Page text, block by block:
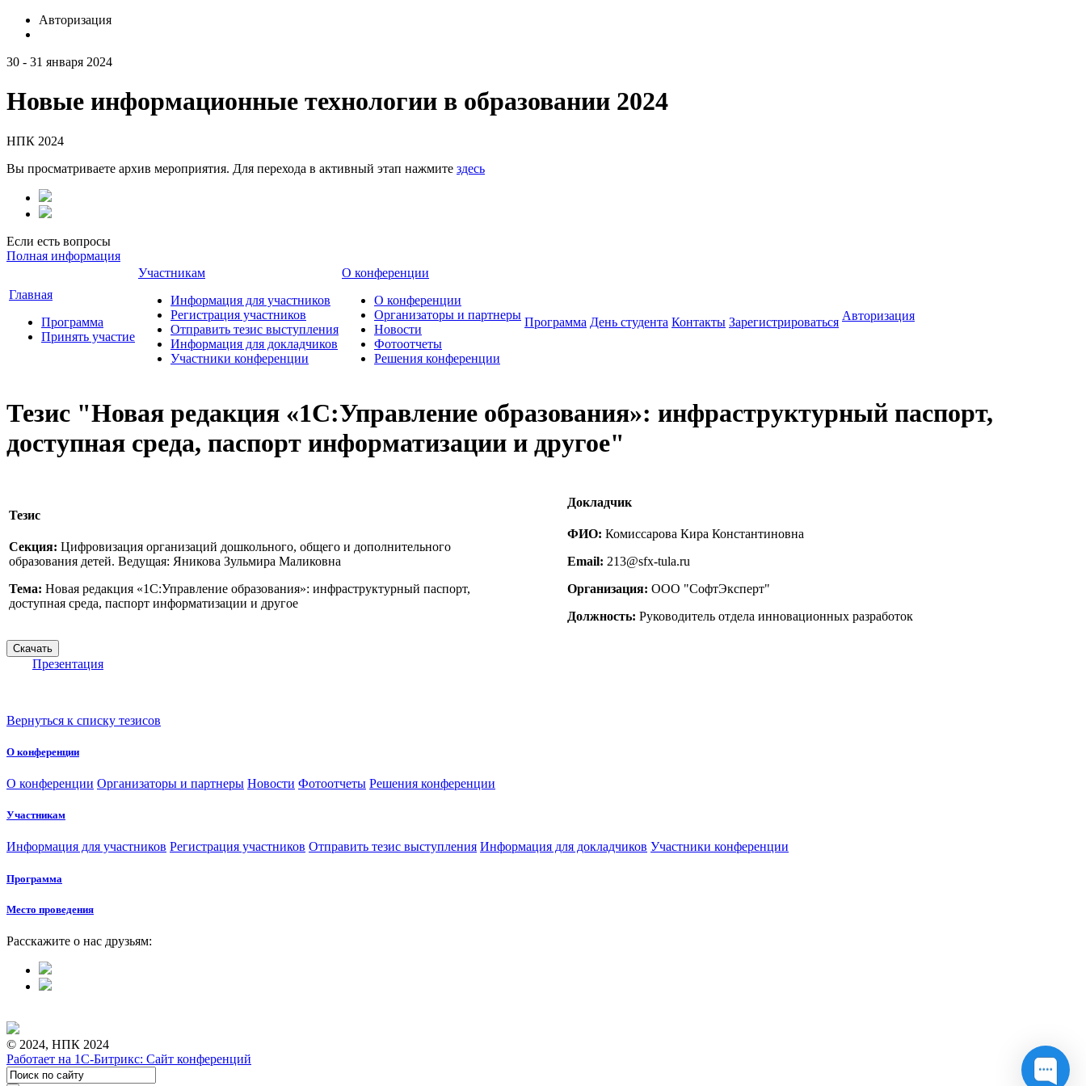
Авторизация
30 - 31 января 2024
Новые информационные технологии в образовании 2024
НПК 2024
Вы просматриваете архив мероприятия. Для перехода в активный этап нажмите здесь
Если есть вопросы
Полная информация
Главная
Программа
Принять участие
Участникам
Информация для участников
Регистрация участников
Отправить тезис выступления
Информация для докладчиков
Участники конференции
О конференции
О конференции
Организаторы и партнеры
Новости
Фотоотчеты
Решения конференции
Программа День студента Контакты Зарегистрироваться Авторизация
Тезис "Новая редакция «1С:Управление образования»: инфраструктурный паспорт,
доступная среда, паспорт информатизации и другое"
Тезис
Секция: Цифровизация организаций дошкольного, общего и дополнительного
образования детей. Ведущая: Яникова Зульмира Маликовна
Тема: Новая редакция «1С:Управление образования»: инфраструктурный паспорт,
доступная среда, паспорт информатизации и другое
Докладчик
ФИО: Комиссарова Кира Константиновна
Email: 213@sfx-tula.ru
Организация: ООО "СофтЭксперт"
Должность: Руководитель отдела инновационных разработок
Презентация
Вернуться к списку тезисов
О конференции
О конференции Организаторы и партнеры Новости Фотоотчеты Решения конференции
Участникам
Информация для участников Регистрация участников Отправить тезис выступления Информация для докладчиков Участники конференции
Программа
Место проведения
Расскажите о нас друзьям:
© 2024, НПК 2024
Работает на 1С-Битрикс: Сайт конференций